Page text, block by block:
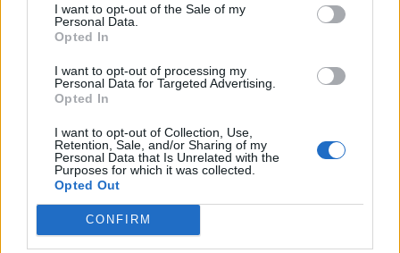
I want to opt-out of the Sale of my
Personal Data.
Opted In
I want to opt-out of processing my
Personal Data for Targeted Advertising.
Opted In
I want to opt-out of Collection, Use,
Retention, Sale, and/or Sharing of my
Personal Data that Is Unrelated with the
Purposes for which it was collected.
Opted Out
CONFIRM
Biografía Ranking Fotos Foro
Ranking de Salsa Libre
apoyados y visitados de esta semana, su mejor
puesto ha sido el481º en abril de 2020.
¿Apoyar a Salsa Libre?
11 0